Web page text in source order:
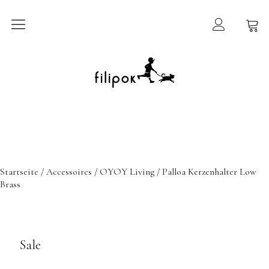
Sommermarkt
New In
Wigiwama
Startseite / Accessoires / OYOY Living / Palloa Kerzenhalter Low
Brass
Sale